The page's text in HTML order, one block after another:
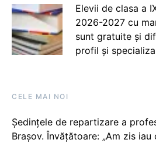
Elevii de clasa a
2026-2027 cu
sunt gratuite și
profil și
CELE MAI NOI
Ședințele de repartizare a
Brașov. Învățătoare: „Am zis iau